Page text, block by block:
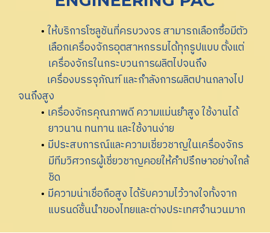
ให้บริการโซลูชันที่ครบวงจร สามารถเลือกซื้อมีตัว
เลือกเครื่องจักรอุตสาหกรรมได้ทุกรูปแบบ ตั้งแต่
เครื่องจักรในกระบวนการผลิตไปจนถึง
เครื่องบรรจุภัณฑ์ และกำลังการผลิตปานกลางไป
จนถึงสูง
เครื่องจักรคุณภาพดี ความแม่นยำสูง ใช้งานได้
ยาวนาน ทนทาน และใช้งานง่าย
มีประสบการณ์และความเชี่ยวชาญในเครื่องจักร
มีทีมวิศวกรผู้เชี่ยวชาญคอยให้คำปรึกษาอย่างใกล้
ชิด
มีความน่าเชื่อถือสูง ได้รับความไว้วางใจทั้งจาก
แบรนด์ชั้นนำของไทยและต่างประเทศจำนวนมาก